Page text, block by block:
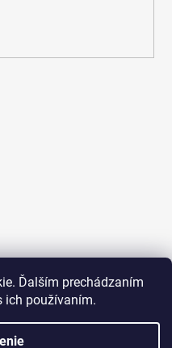
Ďalším prechádzaním
ich používaním.